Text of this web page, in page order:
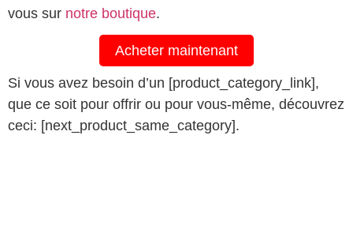
vous sur notre boutique.
Acheter maintenant
Si vous avez besoin d’un [product_category_link],
que ce soit pour offrir ou pour vous-même, découvrez
ceci: [next_product_same_category].